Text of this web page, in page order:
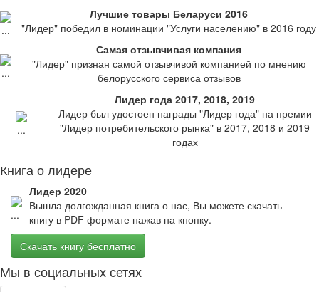
Лучшие товары Беларуси 2016
"Лидер" победил в номинации "Услуги населению" в 2016 году
Самая отзывчивая компания
"Лидер" признан самой отзывчивой компанией по мнению
белорусского сервиса отзывов
Лидер года 2017, 2018, 2019
Лидер был удостоен награды "Лидер года" на премии
"Лидер потребительского рынка" в 2017, 2018 и 2019
годах
Книга о лидере
Лидер 2020
Вышла долгожданная книга о нас, Вы можете скачать
книгу в PDF формате нажав на кнопку.
Скачать книгу бесплатно
Мы в социальных сетях